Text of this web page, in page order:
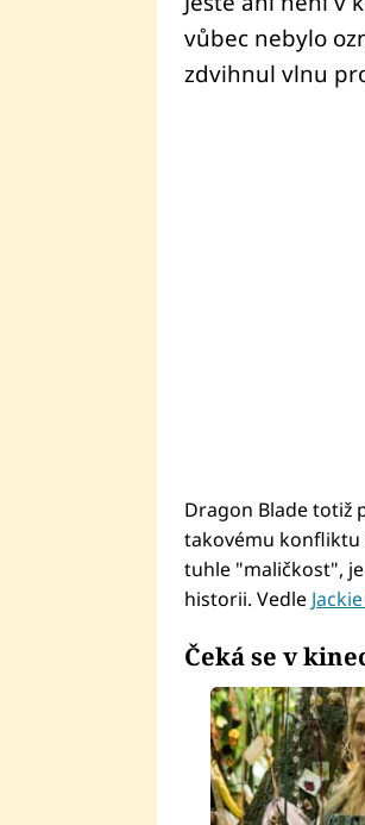
vůbec nebylo
zdvihnul vlnu
Dragon Blade totiž
takovému konfliktu
tuhle "maličkost",
historii. Vedle
Čeká se v